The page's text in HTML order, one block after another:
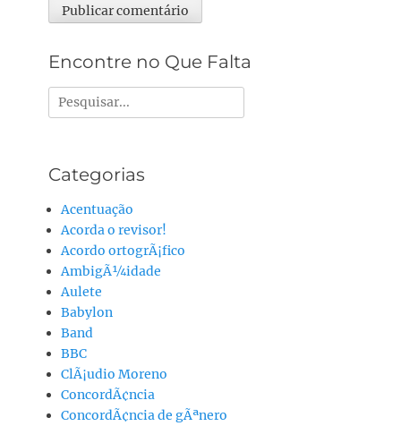
Encontre no Que Falta
Pesquisar
por:
Categorias
Acentuação
Acorda o revisor!
Acordo ortogrÃ¡fico
AmbigÃ¼idade
Aulete
Babylon
Band
BBC
ClÃ¡udio Moreno
ConcordÃ¢ncia
ConcordÃ¢ncia de gÃªnero